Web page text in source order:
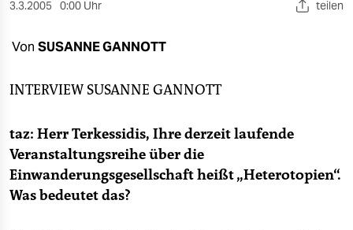
veranstaltungen
shop
fragen & hilfe
unterstützen
3.3.2005 0:00 Uhr teilen
Von SUSANNE GANNOTT
INTERVIEW SUSANNE GANNOTT
taz: Herr Terkessidis, Ihre derzeit laufende
Veranstaltungsreihe über die
Einwanderungsgesellschaft heißt „Heterotopien“.
Was bedeutet das?